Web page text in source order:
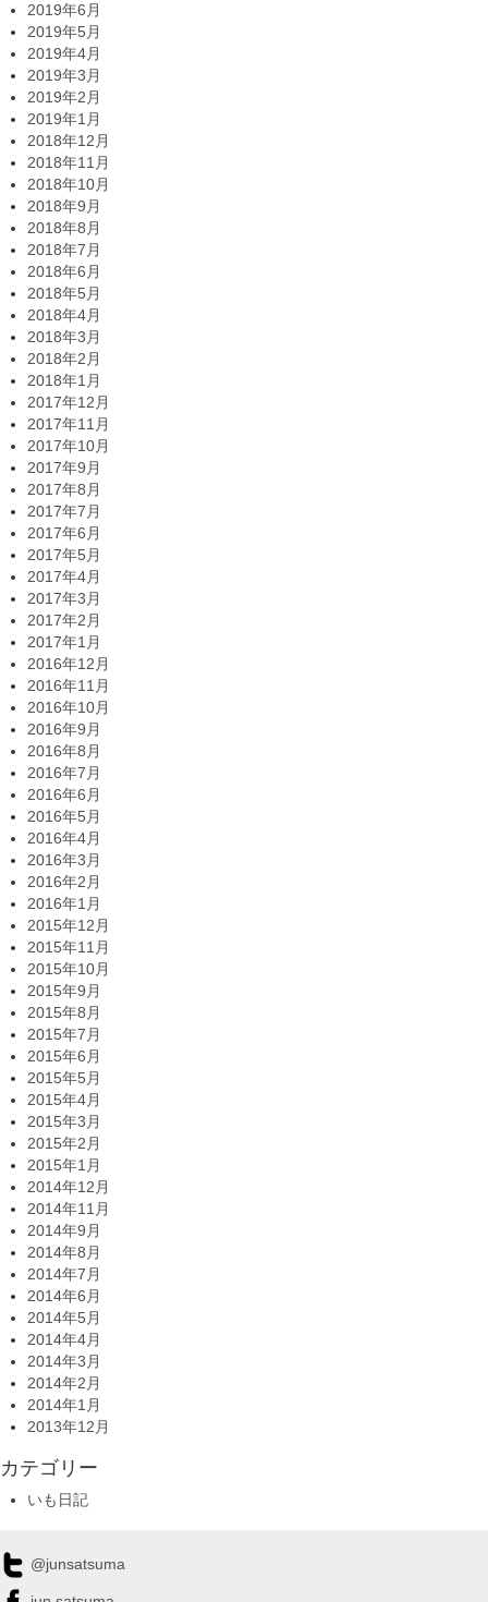
2019年6月
2019年5月
2019年4月
2019年3月
2019年2月
2019年1月
2018年12月
2018年11月
2018年10月
2018年9月
2018年8月
2018年7月
2018年6月
2018年5月
2018年4月
2018年3月
2018年2月
2018年1月
2017年12月
2017年11月
2017年10月
2017年9月
2017年8月
2017年7月
2017年6月
2017年5月
2017年4月
2017年3月
2017年2月
2017年1月
2016年12月
2016年11月
2016年10月
2016年9月
2016年8月
2016年7月
2016年6月
2016年5月
2016年4月
2016年3月
2016年2月
2016年1月
2015年12月
2015年11月
2015年10月
2015年9月
2015年8月
2015年7月
2015年6月
2015年5月
2015年4月
2015年3月
2015年2月
2015年1月
2014年12月
2014年11月
2014年9月
2014年8月
2014年7月
2014年6月
2014年5月
2014年4月
2014年3月
2014年2月
2014年1月
2013年12月
カテゴリー
いも日記
@junsatsuma